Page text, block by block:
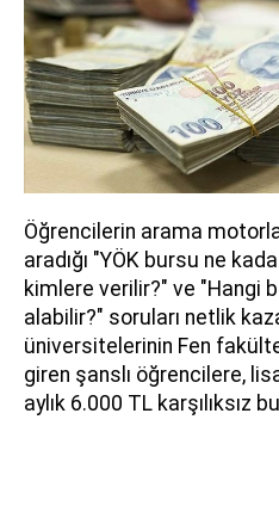
Öğrencilerin arama
aradığı "YÖK bursu ne
kimlere verilir?" ve "Hangi
alabilir?" soruları netlik
üniversitelerinin Fen
giren şanslı öğrencilere,
aylık 6.000 TL karşılıksız